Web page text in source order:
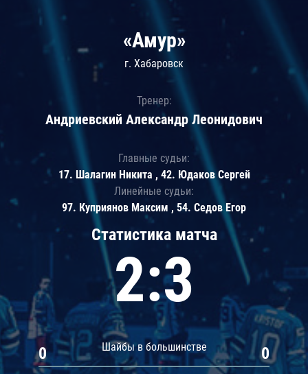
Статистика матча
2:3
Шайбы в большинстве
0 0
«Амур»
г. Хабаровск
Тренер:
Андриевский Александр Леонидович
Главные судьи:
17. Шалагин Никита , 42. Юдаков Сергей
Линейные судьи:
97. Куприянов Максим , 54. Седов Егор